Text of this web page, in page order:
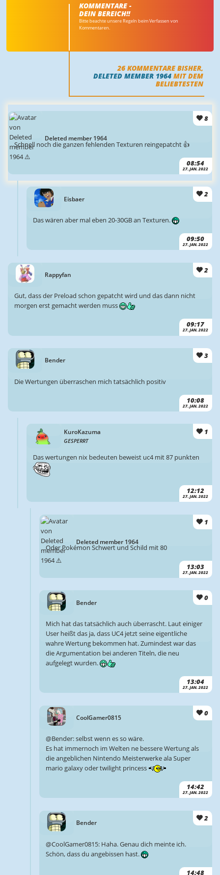
KOMMENTARE -
DEIN BEREICH!!
Bitte beachte unsere Regeln beim Verfassen von
Kommentaren.
26KOMMENTARE BISHER,
DELETED MEMBER 1964 MIT DEM
BELIEBTESTEN
Deleted member 1964
8
08:54
27. JAN. 2022
Schnell noch die ganzen fehlenden Texturen reingepatcht 👍
Eisbaer
2
09:50
27. JAN. 2022
Das wären aber mal eben 20-30GB an Texturen.
Rappyfan
2
09:17
27. JAN. 2022
Gut, dass der Preload schon gepatcht wird und das dann nicht
morgen erst gemacht werden muss
Bender
3
10:08
27. JAN. 2022
Die Wertungen überraschen mich tatsächlich positiv
KuroKazuma
GESPERRT
1
12:12
27. JAN. 2022
Das wertungen nix bedeuten beweist uc4 mit 87 punkten
Deleted member 1964
1
13:03
27. JAN. 2022
Oder Pokémon Schwert und Schild mit 80
Bender
0
13:04
27. JAN. 2022
Mich hat das tatsächlich auch überrascht. Laut einiger
User heißt das ja, dass UC4 jetzt seine eigentliche
wahre Wertung bekommen hat. Zumindest war das
die Argumentation bei anderen Titeln, die neu
aufgelegt wurden.
CoolGamer0815
0
14:42
27. JAN. 2022
@Bender: selbst wenn es so wäre.
Es hat immernoch im Welten ne bessere Wertung als
die angeblichen Nintendo Meisterwerke ala Super
mario galaxy oder twilight princess
Bender
2
14:48
@CoolGamer0815: Haha. Genau dich meinte ich.
Schön, dass du angebissen hast.